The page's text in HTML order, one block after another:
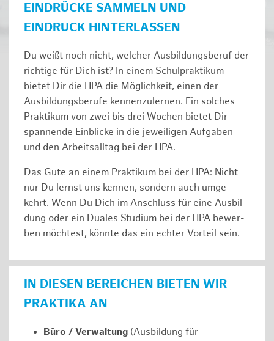
EINDRÜCKE SAMMELN UND
EINDRUCK HINTERLASSEN
Du weißt noch nicht, welcher Ausbildungsberuf der
richtige für Dich ist? In einem Schulpraktikum
bietet Dir die HPA die Möglichkeit, einen der
Ausbildungsberufe kennenzulernen. Ein solches
Prak­ti­kum von zwei bis drei Wochen bie­tet Dir
span­nen­de Ein­bli­cke in die jeweiligen Aufgaben
und den Ar­beits­all­tag bei der HPA.
Das Gute an einem Praktikum bei der HPA: Nicht
nur Du lernst uns ken­nen, son­dern auch um­ge­
kehrt. Wenn Du Dich im An­schluss für eine Aus­bil­
dung oder ein Duales Studium bei der HPA be­wer­
ben möch­test, könnte das ein ech­ter Vor­teil sein.
IN DIESEN BEREICHEN BIETEN WIR
PRAKTIKA AN
Büro / Verwaltung (Ausbildung für